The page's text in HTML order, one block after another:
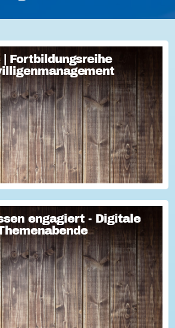
| Fortbildungsreihe
Kompakt Strategisches
und praktische Umsetzung Im Fokus
begeistern: Freiwillige gewinnen Im
der H...
engagiert - Digitale
engagiert - Digitale
Thema "Versicherung im Ehrenamt"?
mal lernen, wie man Engagement-
Öffentlichkeitsarbeit des Vereins
haben wir da was!...